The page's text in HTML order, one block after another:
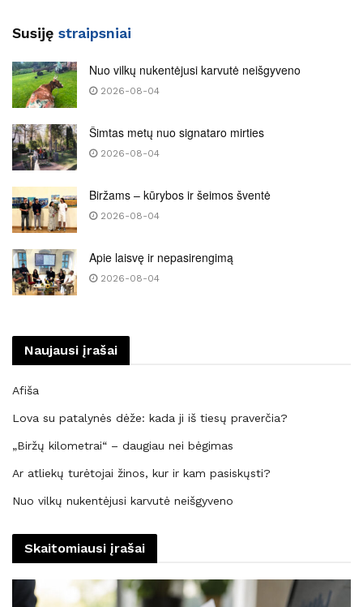
Susiję straipsniai
Nuo vilkų nukentėjusi karvutė neišgyveno
2026-08-04
Šimtas metų nuo signataro mirties
2026-08-04
Biržams – kūrybos ir šeimos šventė
2026-08-04
Apie laisvę ir nepasirengimą
2026-08-04
Naujausi įrašai
Afiša
Lova su patalynės dėže: kada ji iš tiesų praverčia?
„Biržų kilometrai“ – daugiau nei bėgimas
Ar atliekų turėtojai žinos, kur ir kam pasiskųsti?
Nuo vilkų nukentėjusi karvutė neišgyveno
Skaitomiausi įrašai